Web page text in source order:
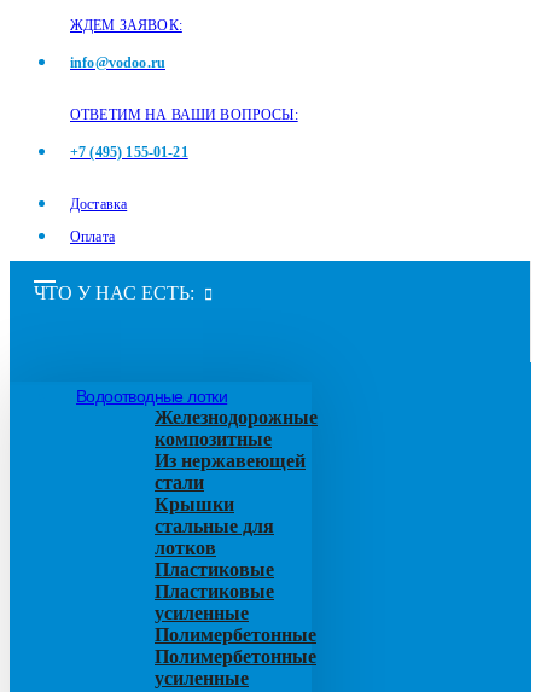
ЖДЕМ ЗАЯВОК:
info@vodoo.ru
ОТВЕТИМ НА ВАШИ ВОПРОСЫ:
+7 (495) 155-01-21
Доставка
Оплата
ЧТО У НАС ЕСТЬ:
Водоотводные лотки
Железнодорожные
композитные
Из нержавеющей
стали
Крышки
стальные для
лотков
Пластиковые
Пластиковые
усиленные
Полимербетонные
Полимербетонные
усиленные